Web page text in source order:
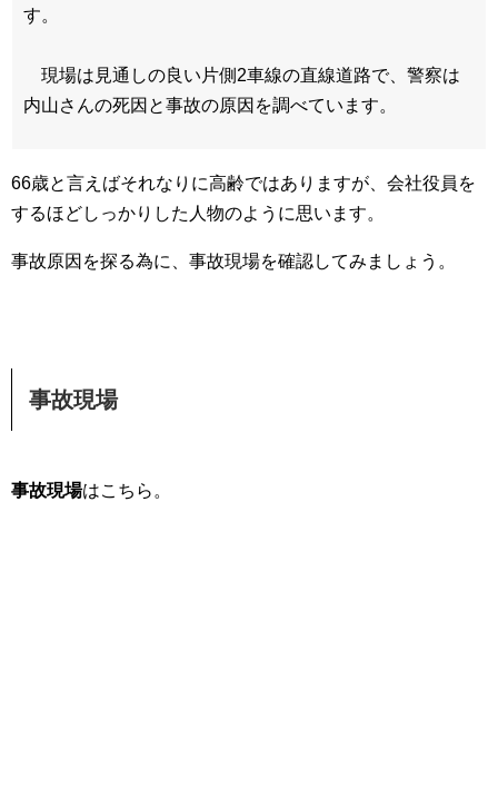
す。
現場は見通しの良い片側2車線の直線道路で、警察は
内山さんの死因と事故の原因を調べています。
66歳と言えばそれなりに高齢ではありますが、会社役員を
するほどしっかりした人物のように思います。
事故原因を探る為に、事故現場を確認してみましょう。
事故現場
事故現場はこちら。